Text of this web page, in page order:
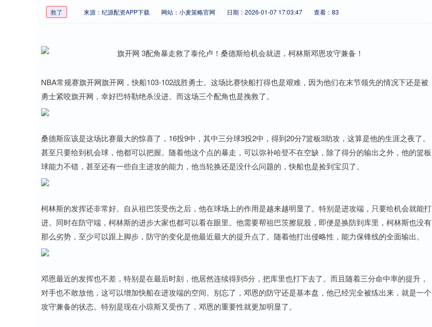
救了 来源：纪源配资APP下载 网站：小麦策略官网 日期：2026-01-07 17:03:47 查看：83
NBA常规赛旗开网旗开网，快船103-102战胜勇士。这场比赛快船打得也是艰难，因为他们在末节领先的情况下还是被
勇士紧咬旗开网，幸好巴特勒绝杀没进。而这场三个配角也是挽救了。
桑德斯应该是这场比赛最大的惊喜了，16投9中，其中三分球3投2中，得到20分7篮板3助攻，这算是他的生涯之夜了。
甚至只要给到机会球，他都可以把握。随着他这个点的暴走，可以弥补哈登不在空缺，除了得分的输出之外，他的篮板
球能力不错，甚至还有一些自主进攻的能力，他当轮换还是没什么问题的，快船也是捡到宝贝了。
柯林斯的发挥还非常好。自从祖巴茨受伤之后，他在球场上的作用是越来越明显了。特别是进攻端，只要给机会就能打
进。同时在防守端，柯林斯的进步大家也都可以看在眼里。他需要帮祖巴茨擦屁股，即便是换防到库里，柯林斯也没有
那么劣势，至少可以跟上脚步，防守的变化是他最近最大的提升点了。随着他打出侵略性，能力保锋线的全面输出。
邓恩最近的发挥也不差，特别是在最后时刻，他居然连续得到5分，把库里也打下去了。而且随着三分命中率的提升，
对手也不敢放他，这可以增加快船在进攻端的空间。别忘了，邓恩的防守还是基本盘，他已经完全被练出来，就是一个
攻守兼备的状态。特别是现在小琼斯又受伤了，邓恩的重要性就更加明显了。